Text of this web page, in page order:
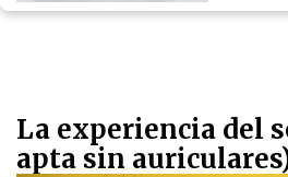
La experiencia del
apta sin